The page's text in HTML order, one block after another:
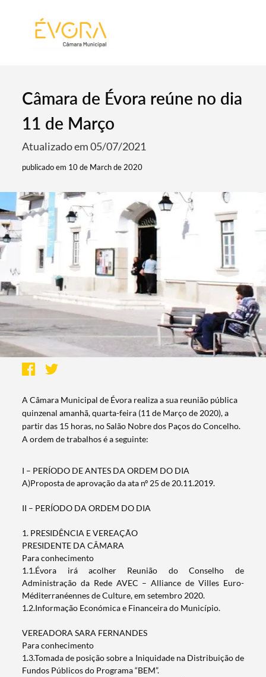
Câmara de Évora reúne no dia
11 de Março
Atualizado em 05/07/2021
publicado em 10 de March de 2020
A​ Câmara Municipal de Évora realiza a sua reunião pública
quinzenal amanhã, quarta-feira (11 de Março de 2020), a
partir das 15 horas, no Salão Nobre dos Paços do Concelho.
A ordem de trabalhos é a seguinte:
I – PERÍODO DE ANTES DA ORDEM DO DIA
A)Proposta de aprovação da ata nº 25 de 20.11.2019.
II – PERÍODO DA ORDEM DO DIA
1. PRESIDÊNCIA E VEREAÇÃO
PRESIDENTE DA CÂMARA
Para conhecimento
1.1.Évora irá acolher Reunião do Conselho de
Administração da Rede AVEC – Alliance de Villes Euro-
Méditerranéennes de Culture, em setembro 2020.
1.2.Informação Económica e Financeira do Município.
VEREADORA SARA FERNANDES
Para conhecimento
1.3.Tomada de posição sobre a Iniquidade na Distribuição de
Fundos Públicos do Programa “BEM”.